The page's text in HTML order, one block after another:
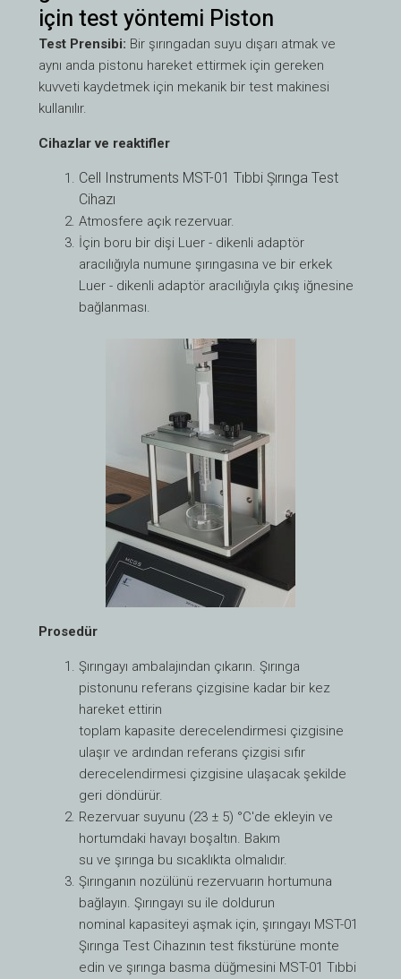
için test yöntemi Piston
Test Prensibi: Bir şırıngadan suyu dışarı atmak ve
aynı anda pistonu hareket ettirmek için gereken
kuvveti kaydetmek için mekanik bir test makinesi
kullanılır.
Cihazlar ve reaktifler
Cell Instruments MST-01 Tıbbi Şırınga Test
Cihazı
Atmosfere açık rezervuar.
İçin boru bir dişi Luer - dikenli adaptör
aracılığıyla numune şırıngasına ve bir erkek
Luer - dikenli adaptör aracılığıyla çıkış iğnesine
bağlanması.
Prosedür
Şırıngayı ambalajından çıkarın. Şırınga
pistonunu referans çizgisine kadar bir kez
hareket ettirin
toplam kapasite derecelendirmesi çizgisine
ulaşır ve ardından referans çizgisi sıfır
derecelendirmesi çizgisine ulaşacak şekilde
geri döndürür.
Rezervuar suyunu (23 ± 5) °C'de ekleyin ve
hortumdaki havayı boşaltın. Bakım
su ve şırınga bu sıcaklıkta olmalıdır.
Şırınganın nozülünü rezervuarın hortumuna
bağlayın. Şırıngayı su ile doldurun
nominal kapasiteyi aşmak için, şırıngayı MST-01
Şırınga Test Cihazının test fikstürüne monte
edin ve şırınga basma düğmesini MST-01 Tıbbi